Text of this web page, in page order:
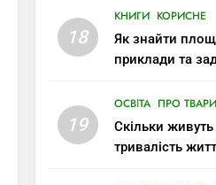
18
КНИГИ КОРИСНЕ
Як знайти
приклади та
19
ОСВІТА ПРО
Скільки
тривалість